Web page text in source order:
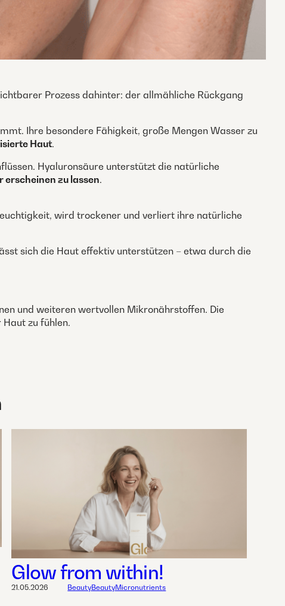
Prozess dahinter: der allmähliche Rückgang
Ihre besondere Fähigkeit, große Mengen Wasser zu
Haut.
Hyaluronsäure unterstützt die natürliche
zu lassen.
wird trockener und verliert ihre natürliche
sich die Haut effektiv unterstützen – etwa durch die
und weiteren wertvollen Mikronährstoffen. Die
zu fühlen.
21.05.2026
Glow from within!
BeautyBeautyMicronutrients